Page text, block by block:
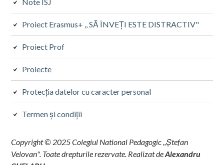
Proiect Erasmus+ ,, SĂ ÎNVEȚI ESTE DISTRACTIV"
Proiect Prof
Proiecte
Protecţia datelor cu caracter personal
Termen și condiții
Copyright © 2025 Colegiul National Pedagogic ,,Ștefan
Velovan''. Toate drepturile rezervate. Realizat deAlexandru